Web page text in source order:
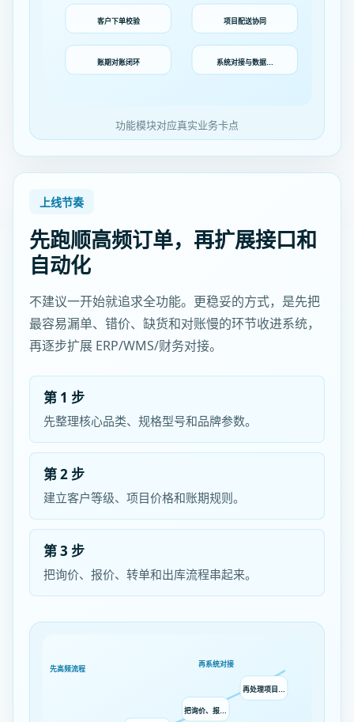
客户下单校验 项目配送协同
账期对账闭环 系统对接与数据…
功能模块对应真实业务卡点
上线节奏
先跑顺高频订单，再扩展接口和
自动化
不建议一开始就追求全功能。更稳妥的方式，是先把
最容易漏单、错价、缺货和对账慢的环节收进系统，
再逐步扩展 ERP/WMS/财务对接。
第 1 步
先整理核心品类、规格型号和品牌参数。
第 2 步
建立客户等级、项目价格和账期规则。
第 3 步
把询价、报价、转单和出库流程串起来。
把询价、报…
再处理项目…
先高频流程
再系统对接